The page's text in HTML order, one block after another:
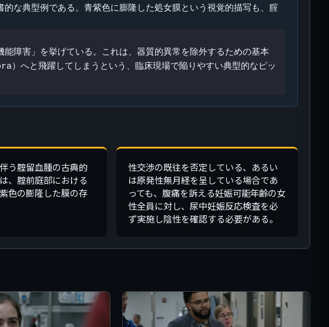
な典型例である。青紫色に膨隆した処女膜という視覚的描写も、腟
障害」を挙げている。これは、器質的異常を除外するための基本
）へと飛躍してしまうという、臨床現場で陥りやすい典型的なピッ
う腟留血腫の古典的
、腟前庭部における
色の膨隆した膜の存
性交渉の既往を否定している、あるい
は原発性無月経を呈している場合であ
っても、腹痛を訴える妊娠可能年齢の女
性全員に対し、尿中妊娠反応検査を必
ず実施し陰性を確認する必要がある。